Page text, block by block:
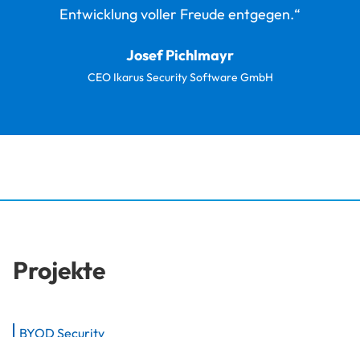
Entwicklung voller Freude entgegen.“
Josef Pichlmayr
CEO Ikarus Security Software GmbH
Projekte
BYOD Security